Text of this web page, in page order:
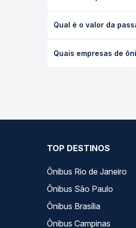
e as condições de
Qual é o valor da
e a antecedência da
Quais empresas de
TOP DESTINOS
Ônibus Rio de Janeiro
Ônibus São Paulo
Ônibus Brasília
Ônibus Campinas